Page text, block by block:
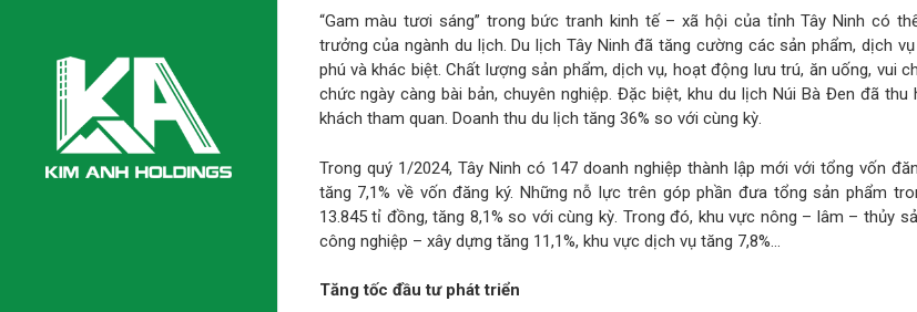
“Gam màu tươi sáng” trong bức tranh kinh tế – xã hội của tỉnh Tây Ninh có
trưởng của ngành du lịch. Du lịch Tây Ninh đã tăng cường các sản phẩm, dịch
phú và khác biệt. Chất lượng sản phẩm, dịch vụ, hoạt động lưu trú, ăn uống, vui
chức ngày càng bài bản, chuyên nghiệp. Đặc biệt, khu du lịch Núi Bà Đen đã
khách tham quan. Doanh thu du lịch tăng 36% so với cùng kỳ.
Trong quý 1/2024, Tây Ninh có 147 doanh nghiệp thành lập mới với tổng vốn
tăng 7,1% về vốn đăng ký. Những nỗ lực trên góp phần đưa tổng sản phẩm
13.845 tỉ đồng, tăng 8,1% so với cùng kỳ. Trong đó, khu vực nông – lâm – thủy
công nghiệp – xây dựng tăng 11,1%, khu vực dịch vụ tăng 7,8%…
Tăng tốc đầu tư phát triển